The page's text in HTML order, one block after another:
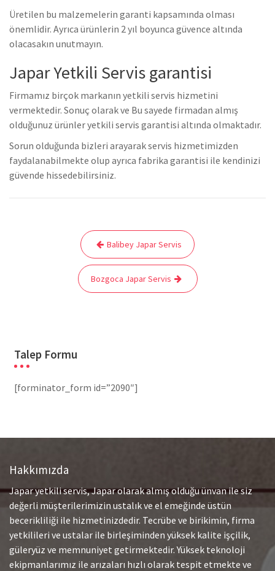
Üretilen bu malzemelerin garanti kapsamında olması
önemlidir. Ayrıca ürünlerin 2 yıl boyunca güvence altında
olacasakın unutmayın.
Japar Yetkili Servis garantisi
Firmamız birçok markanın yetkili servis hizmetini
vermektedir. Sonuç olarak ve Bu sayede firmadan almış
olduğunuz ürünler yetkili servis garantisi altında olmaktadır.
Sorun olduğunda bizleri arayarak servis hizmetimizden
faydalanabilmekte olup ayrıca fabrika garantisi ile kendinizi
güvende hissedebilirsiniz.
Balibey Japar Servis
Bozgoca Japar Servis
Talep Formu
[forminator_form id=”2090″]
Hakkımızda
Japar yetkili servis, Japar olarak almış olduğu ünvan ile siz
değerli müşterilerimizin ustalık ve el emeğinde üstün
becerikliliği ile hizmetinizdedir. Tecrübe ve birikimin, firma
yetkilileri ve ustalar ile birleşiminden yüksek kalite işçilik,
güleryüz ve memnuniyet getirmektedir. Yüksek teknoloji
ekipmanlarımız ile arızaları hızlı olarak tespit etmekte ve